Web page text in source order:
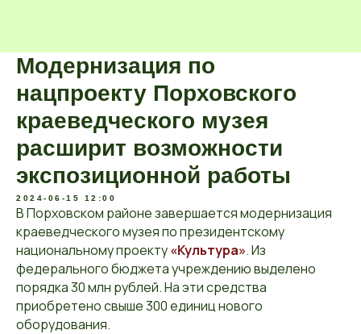
Модернизация по
нацпроекту Порховского
краеведческого музея
расширит возможности
экспозиционной работы
2024-06-15 12:00
В Порховском районе завершается модернизация
краеведческого музея по президентскому
национальному проекту«Культура». Из
федерального бюджета учреждению выделено
порядка 30 млн рублей. На эти средства
приобретено свыше 300 единиц нового
оборудования.